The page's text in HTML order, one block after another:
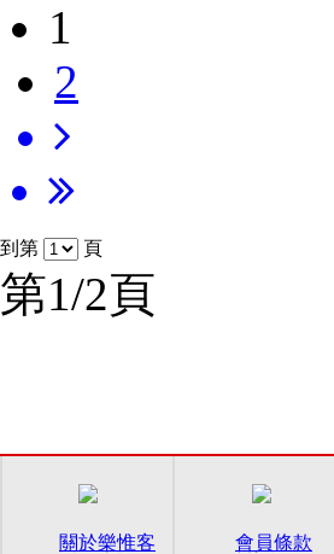
1
2
到第 頁
第1/2頁
關於樂惟客 會員條款